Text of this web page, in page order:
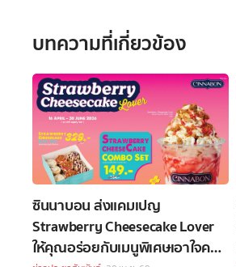
บทความที่เกี่ยวข้อง
ซินนาบอน ส่งแคมเปญ
Strawberry Cheesecake Lover
ให้คุณอร่อยกับเมนูพิเศษเอาใจคน